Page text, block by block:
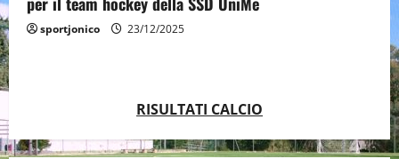
sportjonico 23/12/2025
RISULTATI CALCIO